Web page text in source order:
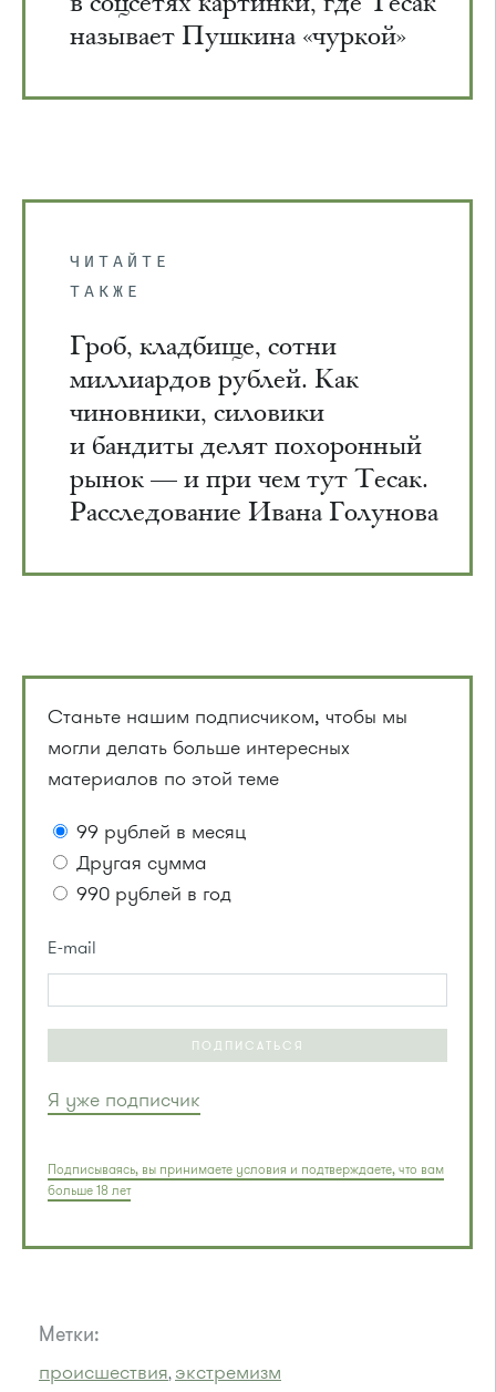
называет Пушкина «чуркой»
ЧИТАЙТЕ
ТАКЖЕ
Гроб, кладбище, сотни
миллиардов рублей. Как
чиновники, силовики
и бандиты делят похоронный
рынок — и при чем тут Тесак.
Расследование Ивана Голунова
Станьте нашим подписчиком, чтобы мы
могли делать больше интересных
материалов по этой теме
99 рублей в месяц
Другая сумма
990 рублей в год
E-mail
ПОДПИСАТЬСЯ
Я уже подписчик
Подписываясь, вы принимаете условия и подтверждаете, что вам
больше 18 лет
Метки:
происшествия, экстремизм